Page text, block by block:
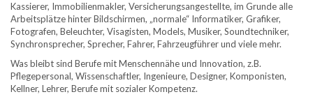
Kassierer, Immobilienmakler, Versicherungsangestellte, im Grunde alle
Arbeitsplätze hinter Bildschirmen, „normale“ Informatiker, Grafiker,
Fotografen, Beleuchter, Visagisten, Models, Musiker, Soundtechniker,
Synchronsprecher, Sprecher, Fahrer, Fahrzeugführer und viele mehr.
Was bleibt sind Berufe mit Menschennähe und Innovation, z.B.
Pflegepersonal, Wissenschaftler, Ingenieure, Designer, Komponisten,
Kellner, Lehrer, Berufe mit sozialer Kompetenz.